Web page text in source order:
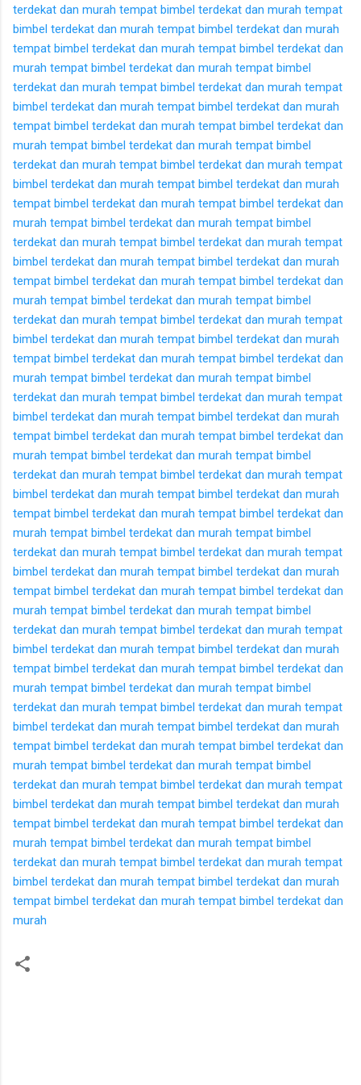
terdekat dan murah tempat bimbel terdekat dan murah tempat
bimbel terdekat dan murah tempat bimbel terdekat dan murah
tempat bimbel terdekat dan murah tempat bimbel terdekat dan
murah tempat bimbel terdekat dan murah tempat bimbel
terdekat dan murah tempat bimbel terdekat dan murah tempat
bimbel terdekat dan murah tempat bimbel terdekat dan murah
tempat bimbel terdekat dan murah tempat bimbel terdekat dan
murah tempat bimbel terdekat dan murah tempat bimbel
terdekat dan murah tempat bimbel terdekat dan murah tempat
bimbel terdekat dan murah tempat bimbel terdekat dan murah
tempat bimbel terdekat dan murah tempat bimbel terdekat dan
murah tempat bimbel terdekat dan murah tempat bimbel
terdekat dan murah tempat bimbel terdekat dan murah tempat
bimbel terdekat dan murah tempat bimbel terdekat dan murah
tempat bimbel terdekat dan murah tempat bimbel terdekat dan
murah tempat bimbel terdekat dan murah tempat bimbel
terdekat dan murah tempat bimbel terdekat dan murah tempat
bimbel terdekat dan murah tempat bimbel terdekat dan murah
tempat bimbel terdekat dan murah tempat bimbel terdekat dan
murah tempat bimbel terdekat dan murah tempat bimbel
terdekat dan murah tempat bimbel terdekat dan murah tempat
bimbel terdekat dan murah tempat bimbel terdekat dan murah
tempat bimbel terdekat dan murah tempat bimbel terdekat dan
murah tempat bimbel terdekat dan murah tempat bimbel
terdekat dan murah tempat bimbel terdekat dan murah tempat
bimbel terdekat dan murah tempat bimbel terdekat dan murah
tempat bimbel terdekat dan murah tempat bimbel terdekat dan
murah tempat bimbel terdekat dan murah tempat bimbel
terdekat dan murah tempat bimbel terdekat dan murah tempat
bimbel terdekat dan murah tempat bimbel terdekat dan murah
tempat bimbel terdekat dan murah tempat bimbel terdekat dan
murah tempat bimbel terdekat dan murah tempat bimbel
terdekat dan murah tempat bimbel terdekat dan murah tempat
bimbel terdekat dan murah tempat bimbel terdekat dan murah
tempat bimbel terdekat dan murah tempat bimbel terdekat dan
murah tempat bimbel terdekat dan murah tempat bimbel
terdekat dan murah tempat bimbel terdekat dan murah tempat
bimbel terdekat dan murah tempat bimbel terdekat dan murah
tempat bimbel terdekat dan murah tempat bimbel terdekat dan
murah tempat bimbel terdekat dan murah tempat bimbel
terdekat dan murah tempat bimbel terdekat dan murah tempat
bimbel terdekat dan murah tempat bimbel terdekat dan murah
tempat bimbel terdekat dan murah tempat bimbel terdekat dan
murah tempat bimbel terdekat dan murah tempat bimbel
terdekat dan murah tempat bimbel terdekat dan murah tempat
bimbel terdekat dan murah tempat bimbel terdekat dan murah
tempat bimbel terdekat dan murah tempat bimbel terdekat dan
murah